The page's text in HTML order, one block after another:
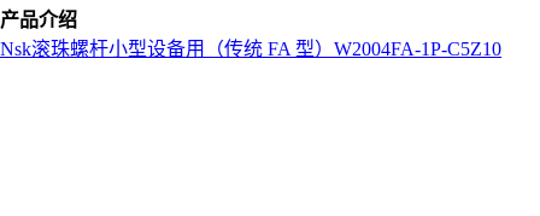
产品介绍
Nsk滚珠螺杆小型设备用（传统 FA 型） W2004FA-1P-C5Z10